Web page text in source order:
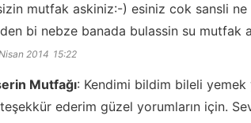
mutfak askiniz:-) esiniz cok sansli
bi nebze banada bulassin su mutfak
2014 15:22
Mutfağı: Kendimi bildim bileli yemek
ederim güzel yorumların için.